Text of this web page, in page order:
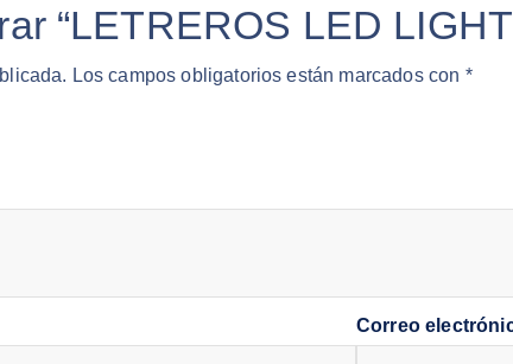
“LETREROS LED
Los campos obligatorios están marcados con *
Correo